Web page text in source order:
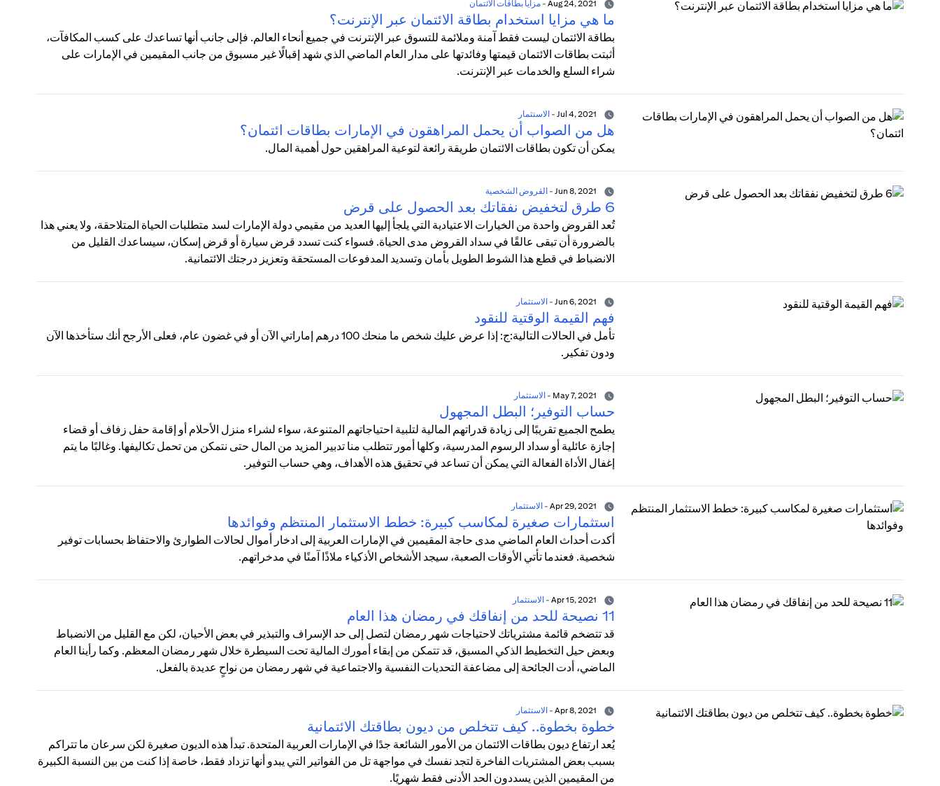
-مزايا بطاقات الائتمان
ما هي مزايا استخدام بطاقة الائتمان عبر الإنترنت؟
بطاقة الائتمان ليست فقط آمنة وملائمة للتسوق عبر الإنترنت في جميع أنحاء العالم. فإلى جانب أنها تساعدك على كسب المكافآت،
أثبتت بطاقات الائتمان قيمتها وفائدتها على مدار العام الماضي الذي شهد إقبالًا غير مسبوق من جانب المقيمين في الإمارات على
شراء السلع والخدمات عبر الإنترنت.
-الاستثمار
هل من الصواب أن يحمل المراهقون في الإمارات بطاقات ائتمان؟
يمكن أن تكون بطاقات الائتمان طريقة رائعة لتوعية المراهقين حول أهمية المال.
-القروض الشخصية
6 طرق لتخفيض نفقاتك بعد الحصول على قرض
تُعد القروض واحدة من الخيارات الاعتيادية التي يلجأ إليها العديد من مقيمي دولة الإمارات لسد متطلبات الحياة المتلاحقة، ولا يعني هذا
بالضرورة أن تبقى عالقًا في سداد القروض مدى الحياة. فسواء كنت تسدد قرض سيارة أو قرض إسكان، سيساعدك القليل من
الانضباط في قطع هذا الشوط الطويل بأمان وتسديد المدفوعات المستحقة وتعزيز درجتك الائتمانية.
-الاستثمار
فهم القيمة الوقتية للنقود
تأمل في الحالات التالية:ج: إذا عرض عليك شخص ما منحك 100 درهم إماراتي الآن أو في غضون عام، فعلى الأرجح أنك ستأخذها الآن
ودون تفكير.
-الاستثمار
حساب التوفير؛ البطل المجهول
يطمح الجميع تقريبًا إلى زيادة قدراتهم المالية لتلبية احتياجاتهم المتنوعة، سواء لشراء منزل الأحلام أو إقامة حفل زفاف أو قضاء
إجازة عائلية أو سداد الرسوم المدرسية، وكلها أمور تتطلب منا تدبير المزيد من المال حتى نتمكن من تحمل تكاليفها. وغالبًا ما يتم
إغفال الأداة الفعالة التي يمكن أن تساعد في تحقيق هذه الأهداف، وهي حساب التوفير.
-الاستثمار
استثمارات صغيرة لمكاسب كبيرة: خطط الاستثمار المنتظم وفوائدها
أكدت أحداث العام الماضي مدى حاجة المقيمين في الإمارات العربية إلى ادخار أموال لحالات الطوارئ والاحتفاظ بحسابات توفير
شخصية. فعندما تأتي الأوقات الصعبة، سيجد الأشخاص الأذكياء ملاذًا آمنًا في مدخراتهم.
-الاستثمار
11 نصيحة للحد من إنفاقك في رمضان هذا العام
قد تتضخم قائمة مشترياتك لاحتياجات شهر رمضان لتصل إلى حد الإسراف والتبذير في بعض الأحيان، لكن مع القليل من الانضباط
وبعض حيل التخطيط الذكي المسبق، قد تتمكن من إبقاء أمورك المالية تحت السيطرة خلال شهر رمضان المعظم. وكما رأينا العام
الماضي، أدت الجائحة إلى مضاعفة التحديات النفسية والاجتماعية في شهر رمضان من نواحٍ عديدة بالفعل.
-الاستثمار
خطوة بخطوة.. كيف تتخلص من ديون بطاقتك الائتمانية
يُعد ارتفاع ديون بطاقات الائتمان من الأمور الشائعة جدًا في الإمارات العربية المتحدة. تبدأ هذه الديون صغيرة لكن سرعان ما تتراكم
بسبب بعض المشتريات الفاخرة لتجد نفسك في مواجهة تل من الفواتير التي يبدو أنها تزداد فقط، خاصة إذا كنت من بين النسبة الكبيرة
من المقيمين الذين يسددون الحد الأدنى فقط شهريًا.